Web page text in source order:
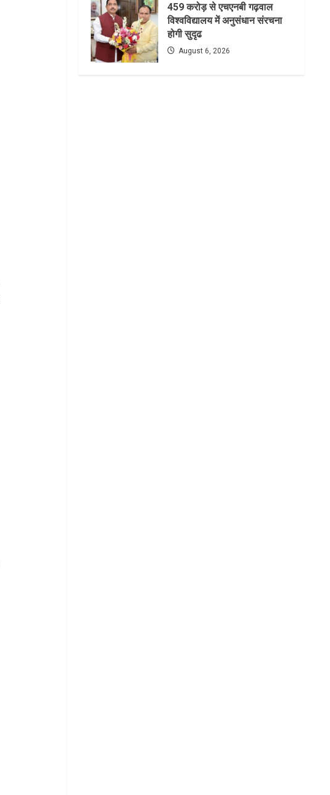
459 करोड़ से एचएनबी गढ़वाल
विश्वविद्यालय में अनुसंधान संरचना
होगी सुदृढ
August 6, 2026